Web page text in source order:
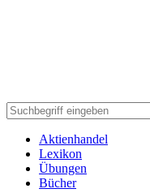
Aktienhandel
Lexikon
Übungen
Bücher